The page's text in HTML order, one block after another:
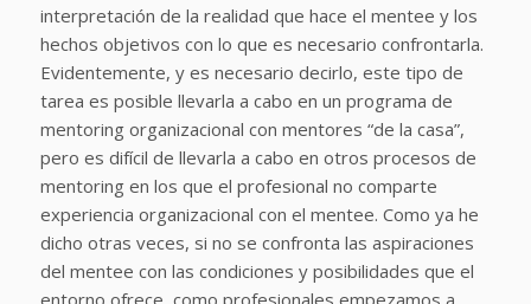
interpretación de la realidad que hace el mentee y los
hechos objetivos con lo que es necesario confrontarla.
Evidentemente, y es necesario decirlo, este tipo de
tarea es posible llevarla a cabo en un programa de
mentoring organizacional con mentores “de la casa”,
pero es difícil de llevarla a cabo en otros procesos de
mentoring en los que el profesional no comparte
experiencia organizacional con el mentee. Como ya he
dicho otras veces, si no se confronta las aspiraciones
del mentee con las condiciones y posibilidades que el
entorno ofrece, como profesionales empezamos a